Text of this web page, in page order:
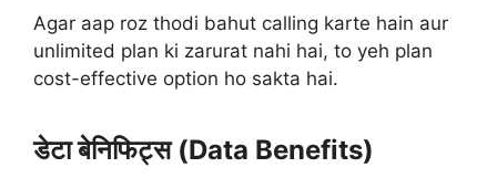
Agar aap roz thodi bahut calling karte hain aur
unlimited plan ki zarurat nahi hai, to yeh plan
cost-effective option ho sakta hai.
डेटा बेनिफिट्स (Data Benefits)